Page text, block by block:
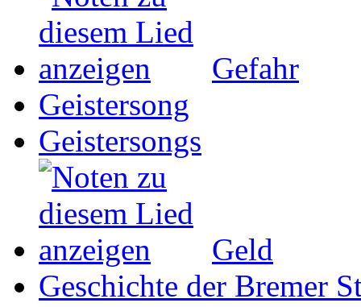
Gefahr
Geistersong
Geistersongs
Geld
Geschichte der Bremer